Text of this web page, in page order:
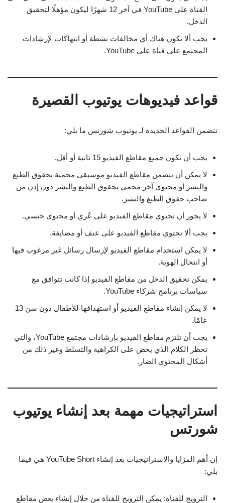
القناة على YouTube في آخر 12 شهرًا ليكون مؤهلًا لتحقيق
الدخل.
يجب ألا يكون هناك أي مخالفات نشطة أو انتهاكات لإرشادات
المجتمع على قناة على YouTube.
قواعد فيديوهات يوتيوب القصيرة
تتضمن القواعد الجديدة لـ يوتيوب شورتس ما يلي:
يجب أن تكون جميع مقاطع الفيديو 15 ثانية أو أقل.
لا يمكن أن تتضمن مقاطع الفيديو موسيقى محمية بحقوق الطبع
والنشر أو محتوى آخر محمي بحقوق الطبع والنشر دون إذن من
صاحب حقوق الطبع والنشر.
لا يجوز أن تحتوي مقاطع الفيديو على عُري أو محتوى جنسي.
يجب ألا تحتوي مقاطع الفيديو على عنف أو مضايقة.
لا يمكن استخدام مقاطع الفيديو لإرسال رسائل غير مرغوب فيها
أو انتحال الهوية.
يمكن تحقيق الدخل من مقاطع الفيديو إذا كانت تتوافق مع
سياسات برنامج شركاء YouTube.
لا يمكن إنشاء مقاطع الفيديو أو استهدافها للأطفال دون سن 13
عامًا.
يجب أن تلتزم مقاطع الفيديو بإرشادات مجتمع YouTube، والتي
تحظر الكلام الذي يحض على الكراهية والتسلط وغير ذلك من
أشكال المحتوى الضار.
استراتيجيات مهمة بعد إنشاء يوتيوب
شورتس
إن أهم المزايا والاستراتيجيات بعد إنشاء YouTube Short هي فيما
يلي:
الترويج للقناة: يمكن الترويج للقناة من خلال إنشاء بعض مقاطع